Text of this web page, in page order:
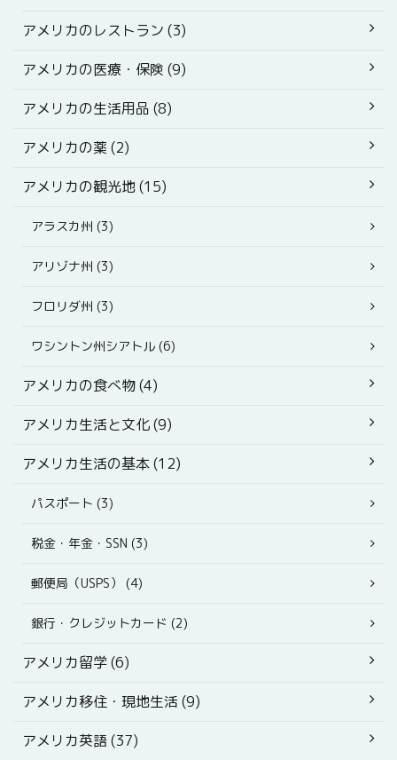
アメリカのレストラン (3)
アメリカの医療・保険 (9)
アメリカの生活用品 (8)
アメリカの薬 (2)
アメリカの観光地 (15)
アラスカ州 (3)
アリゾナ州 (3)
フロリダ州 (3)
ワシントン州シアトル (6)
アメリカの食べ物 (4)
アメリカ生活と文化 (9)
アメリカ生活の基本 (12)
パスポート (3)
税金・年金・SSN (3)
郵便局（USPS） (4)
銀行・クレジットカード (2)
アメリカ留学 (6)
アメリカ移住・現地生活 (9)
アメリカ英語 (37)